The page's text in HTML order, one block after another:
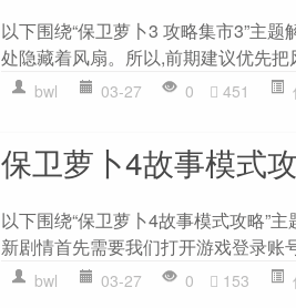
以下围绕“保卫萝卜3 攻略集市3”主
处隐藏着风扇。所以,前期建议优先把
bwl 03-27 0 451
保卫萝卜4故事模式
以下围绕“保卫萝卜4故事模式攻略”
新剧情首先需要我们打开游戏登录账
bwl 03-27 0 153